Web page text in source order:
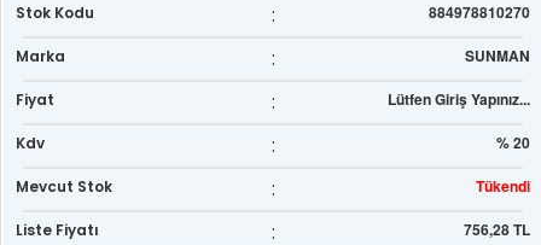
Stok Kodu : 884978810270
Marka : SUNMAN
Fiyat : Lütfen Giriş Yapınız...
Kdv : % 20
Mevcut Stok : Tükendi
Liste Fiyatı : 756,28 TL